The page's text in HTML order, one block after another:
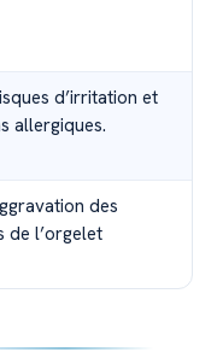
d’irritation et
allergiques.
des
de l’orgelet